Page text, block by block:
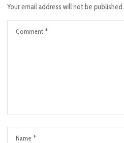
Your email address will not be published.